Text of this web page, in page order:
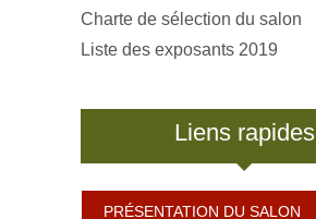
Charte de sélection du salon
Liste des exposants 2019
Liens rapides
PRÉSENTATION DU SALON